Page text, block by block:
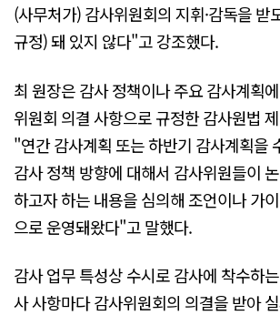
(사무처가) 감사위원회의 지휘·감독을 받
규정) 돼 있지 않다"고 강조했다.
최 원장은 감사 정책이나 주요 감사계획
위원회 의결 사항으로 규정한 감사원법
"연간 감사계획 또는 하반기 감사계획을
감사 정책 방향에 대해서 감사위원들이
하고자 하는 내용을 심의해 조언이나 가
으로 운영돼왔다"고 말했다.
감사 업무 특성상 수시로 감사에 착수하
사 사항마다 감사위원회의 의결을 받아